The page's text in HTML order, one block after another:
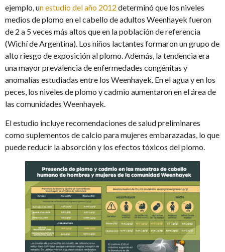
ejemplo, un estudio del año 2012 determinó que los niveles
medios de plomo en el cabello de adultos Weenhayek fueron
de 2 a 5 veces más altos que en la población de referencia
(Wichí de Argentina). Los niños lactantes formaron un grupo de
alto riesgo de exposición al plomo. Además, la tendencia era
una mayor prevalencia de enfermedades congénitas y
anomalías estudiadas entre los Weenhayek. En el agua y en los
peces, los niveles de plomo y cadmio aumentaron en el área de
las comunidades Weenhayek.
El estudio incluye recomendaciones de salud preliminares
como suplementos de calcio para mujeres embarazadas, lo que
puede reducir la absorción y los efectos tóxicos del plomo.